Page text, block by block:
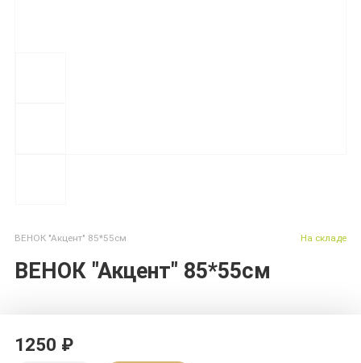
ВЕНОК "Акцент" 85*55см
ВЕНОК "Акцент" 85*55см
На складе
1250 ₽